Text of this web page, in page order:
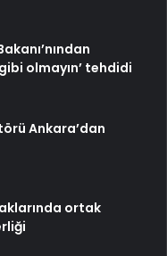
olmayın’ tehdidi
Ankara’dan
ortak